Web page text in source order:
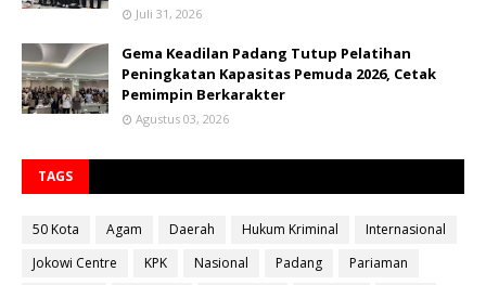
Juli 31, 2026
Gema Keadilan Padang Tutup Pelatihan
Peningkatan Kapasitas Pemuda 2026, Cetak
Pemimpin Berkarakter
Agustus 03, 2026
TAGS
50 Kota Agam Daerah Hukum Kriminal
Internasional
Jokowi Centre
KPK Nasional Padang Pariaman